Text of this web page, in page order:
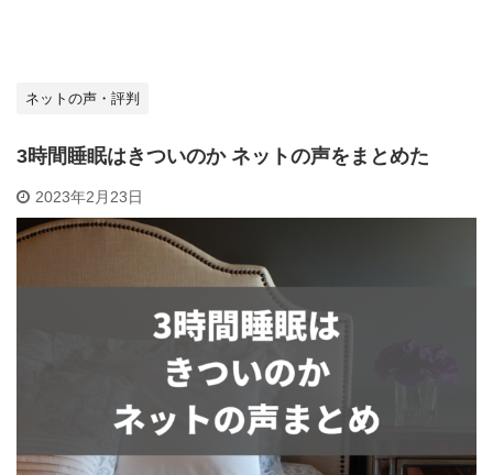
ネットの声・評判
3時間睡眠はきついのか ネットの声をまとめた
2023年2月23日